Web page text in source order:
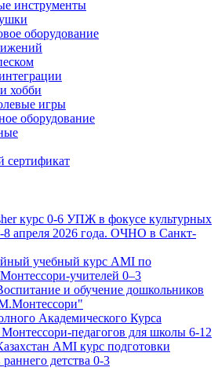
инструменты
оборудование
хобби
игры
оборудование
сертификат
курс 0-6 УПЖ в фокусе культурных
8 апреля 2026 года. ОЧНО в Санкт-
учебный курс AMI по
учителей 0–3
и обучение дошкольников
Академического Курса
педагогов для школы 6-12
AMI курс подготовки
раннего детства 0-3